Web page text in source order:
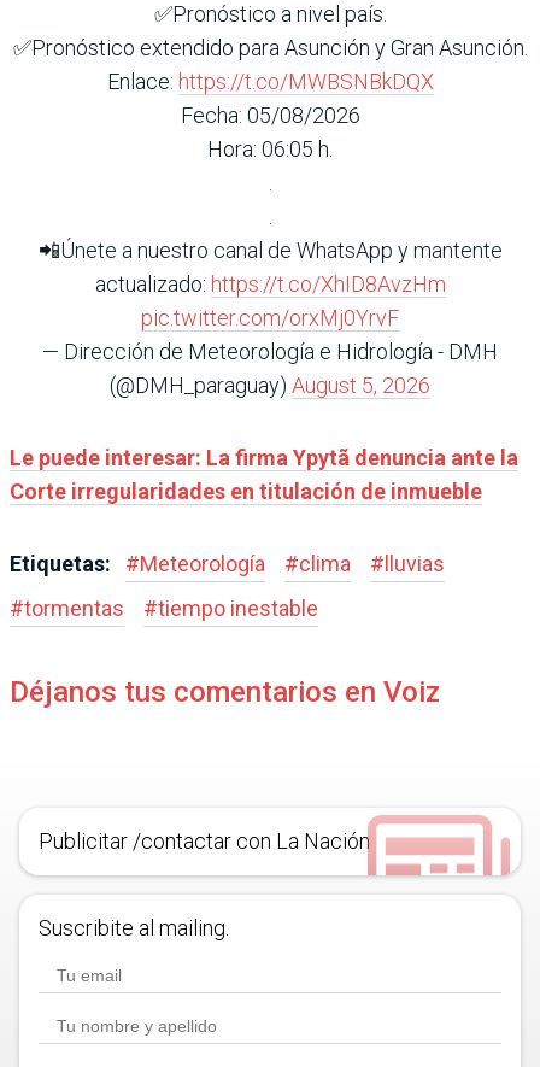
✅Pronóstico a nivel país.
✅Pronóstico extendido para Asunción y Gran Asunción.
Enlace: https://t.co/MWBSNBkDQX
Fecha: 05/08/2026
Hora: 06:05 h.
.
.
📲Únete a nuestro canal de WhatsApp y mantente
actualizado: https://t.co/XhID8AvzHm
pic.twitter.com/orxMj0YrvF
— Dirección de Meteorología e Hidrología - DMH
(@DMH_paraguay) August 5, 2026
Le puede interesar: La firma Ypytã denuncia ante la
Corte irregularidades en titulación de inmueble
Etiquetas: #Meteorología #clima # lluvias
#tormentas #tiempo inestable
Déjanos tus comentarios en Voiz
Publicitar /contactar con La Nación
Suscribite al mailing.